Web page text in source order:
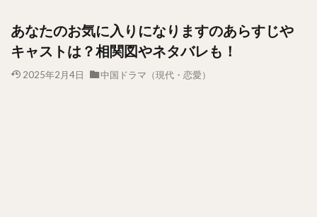
あなたのお気に入りになりますのあらすじや
キャストは？相関図やネタバレも！
2025年2月4日 中国ドラマ（現代・恋愛）